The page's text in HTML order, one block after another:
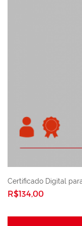
Certificado Digital
R$134,00